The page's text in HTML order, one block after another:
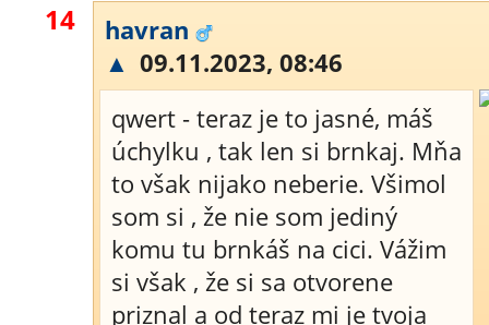
14
havran
▲ 09.11.2023, 08:46
qwert - teraz je to jasné, máš
úchylku , tak len si brnkaj. Mňa
to však nijako neberie. Všimol
som si , že nie som jediný
komu tu brnkáš na cici. Vážim
si však , že si sa otvorene
priznal a od teraz mi je tvoja